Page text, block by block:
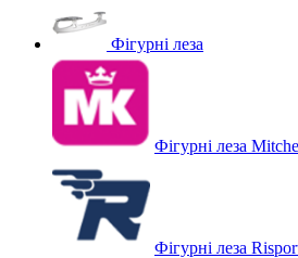
Фігурні леза
Фігурні леза
Фігурні леза